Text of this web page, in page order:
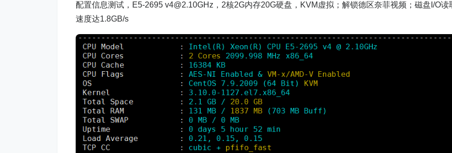
配置信息测试，E5-2695 v4@2.10GHz，2核2G内存20G硬盘，KVM虚拟；解锁德区奈菲视频；磁盘I/O读
速度达1.8GB/s